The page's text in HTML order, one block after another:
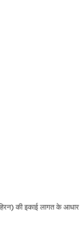
की इकाई लागत के आधार